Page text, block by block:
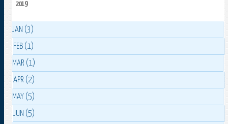
2019
JAN (3)
FEB (1)
MAR (1)
APR (2)
MAY (5)
JUN (5)